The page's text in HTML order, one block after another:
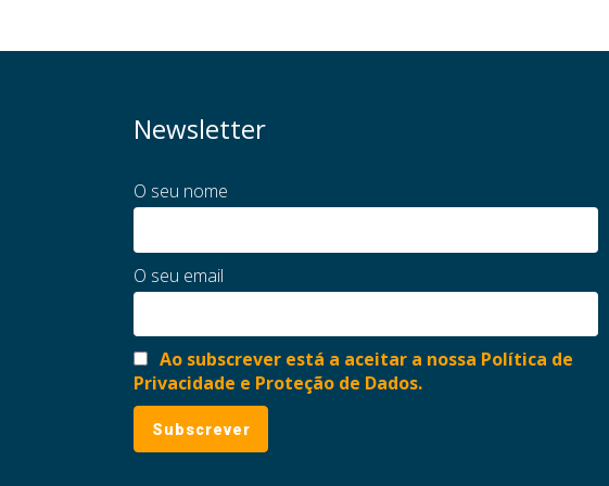
Newsletter
O seu nome
O seu email
Ao subscrever está a aceitar a nossa Política de
Privacidade e Proteção de Dados.